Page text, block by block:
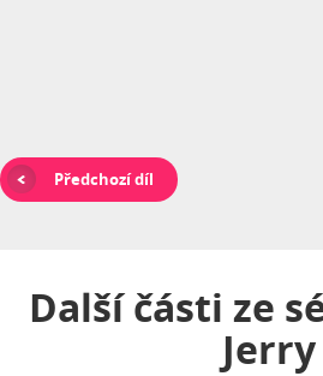
Předchozí díl
Další části ze
Jerry